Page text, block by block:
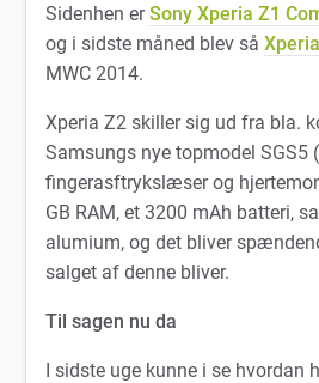
Sidenhen erSony Xperia Z1
og i sidste måned blev så
MWC 2014.
Xperia Z2 skiller sig ud fra bla.
Samsungs nye topmodel SGS5
fingerasftrykslæser og
GB RAM, et 3200 mAh batteri,
alumium, og det bliver
salget af denne bliver.
Til sagen nu da
I sidste uge kunne i se hvordan